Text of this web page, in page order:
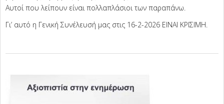
Αυτοί που λείπουν είναι πολλαπλάσιοι των παραπάνω.
Γι’ αυτό η Γενική Συνέλευσή μας στις 16-2-2026 ΕΙΝΑΙ ΚΡΙΣΙΜΗ.